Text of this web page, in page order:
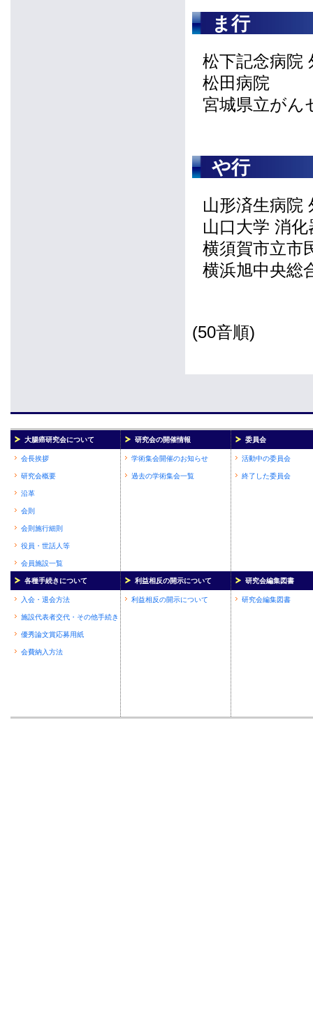
ま行
松下記念病院
松田病院
宮城県立がん
や行
山形済生病院
山口大学 消
横須賀市立
横浜旭中央総
(50音順)
大腸癌研究会について 研究会の開催情報 委員会
会長挨拶
研究会概要
沿革
会則
会則施行細則
役員・世話人等
会員施設一覧
学術集会開催のお知らせ
過去の学術集会一覧
活動中の委員会
終了した委員会
各種手続きについて 利益相反の開示について 研究会編集図書
入会・退会方法
施設代表者交代・その他手続き
優秀論文賞応募用紙
会費納入方法
利益相反の開示について 研究会編集図書